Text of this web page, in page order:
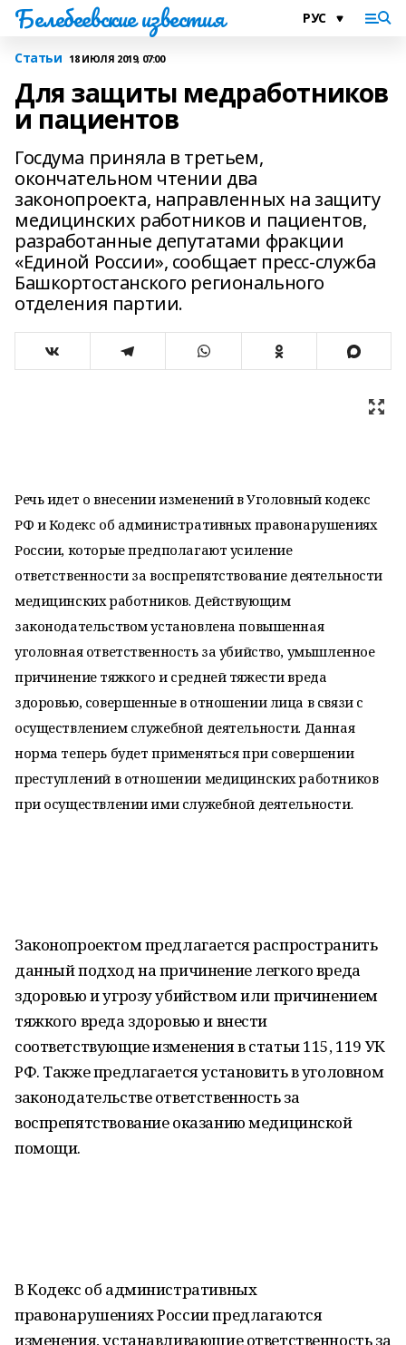
Белебеевские известия
Статьи 18 ИЮЛЯ 2019, 07:00
Для защиты медработников
и пациентов
Госдума приняла в третьем,
окончательном чтении два
законопроекта, направленных на защиту
медицинских работников и пациентов,
разработанные депутатами фракции
«Единой России», сообщает пресс-служба
Башкортостанского регионального
отделения партии.
Речь идет о внесении изменений в Уголовный кодекс
РФ и Кодекс об административных правонарушениях
России, которые предполагают усиление
ответственности за воспрепятствование деятельности
медицинских работников. Действующим
законодательством установлена повышенная
уголовная ответственность за убийство, умышленное
причинение тяжкого и средней тяжести вреда
здоровью, совершенные в отношении лица в связи с
осуществлением служебной деятельности. Данная
норма теперь будет применяться при совершении
преступлений в отношении медицинских работников
при осуществлении ими служебной деятельности.
Законопроектом предлагается распространить
данный подход на причинение легкого вреда
здоровью и угрозу убийством или причинением
тяжкого вреда здоровью и внести
соответствующие изменения в статьи 115, 119 УК
РФ. Также предлагается установить в уголовном
законодательстве ответственность за
воспрепятствование оказанию медицинской
помощи.
В Кодекс об административных
правонарушениях России предлагаются
изменения, устанавливающие ответственность за